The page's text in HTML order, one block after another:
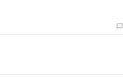
chat_bubble_outline